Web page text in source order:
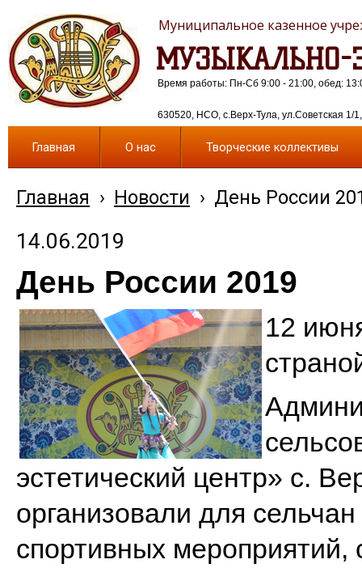
МУЗЫКАЛЬНО-
Муниципальное казенное
630520, НСО, с.Верх-Тула, ул.Советская 1/
Время работы: Пн-Сб 9:00 - 21:00, обед:
Главная О нас Творческие коллективы
Главная › Новости › День России
14.06.2019
День России 2019
12
эстетический центр» с.
организовали для
спортивных мероприятий,